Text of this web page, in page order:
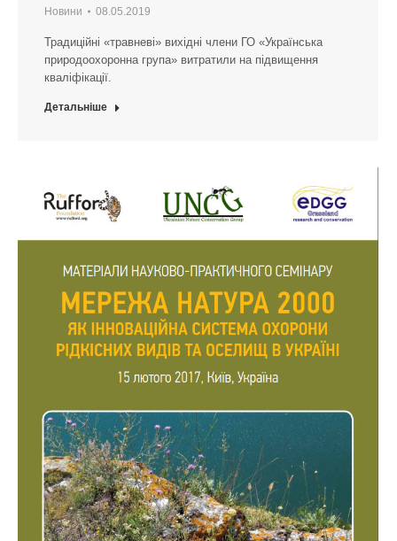
Новини 08.05.2019
Традиційні «травневі» вихідні члени ГО «Українська
природоохоронна група» витратили на підвищення
кваліфікації.
Детальніше